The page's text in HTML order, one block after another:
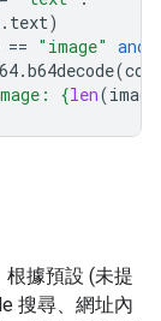
. text)
== "image" and
.b64decode(
{len(
根據預設 (未提
搜尋、網址內